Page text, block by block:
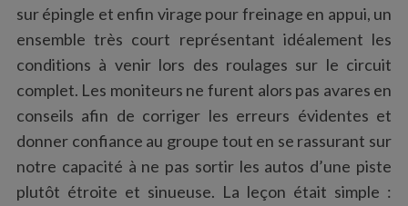
sur épingle et enfin virage pour freinage en appui, un
ensemble très court représentant idéalement les
conditions à venir lors des roulages sur le circuit
complet. Les moniteurs ne furent alors pas avares en
conseils afin de corriger les erreurs évidentes et
donner confiance au groupe tout en se rassurant sur
notre capacité à ne pas sortir les autos d’une piste
plutôt étroite et sinueuse. La leçon était simple :